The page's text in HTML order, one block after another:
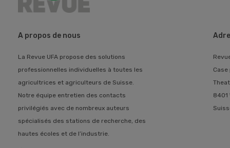
A propos de nous
La Revue UFA propose des solutions
professionnelles individuelles à toutes les
agricultrices et agriculteurs de Suisse.
Notre équipe entretien des contacts
privilégiés avec de nombreux auteurs
spécialisés des stations de recherche, des
hautes écoles et de l’industrie.
8401